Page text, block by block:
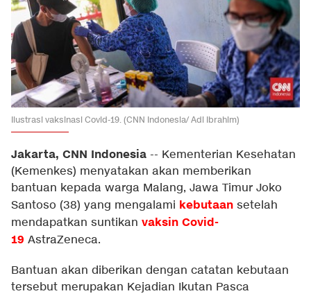
Ilustrasi vaksinasi Covid-19. (CNN Indonesia/ Adi Ibrahim)
Jakarta, CNN Indonesia -- Kementerian Kesehatan
(Kemenkes) menyatakan akan memberikan
bantuan kepada warga Malang, Jawa Timur Joko
Santoso (38) yang mengalami kebutaan setelah
mendapatkan suntikan vaksin Covid-
19 AstraZeneca.
Bantuan akan diberikan dengan catatan kebutaan
tersebut merupakan Kejadian Ikutan Pasca